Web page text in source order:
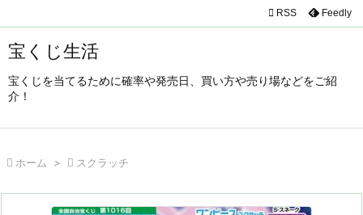
宝くじ生活
宝くじを当てるために確率や発売日、買い方や売り場などをご紹
介！

サイド
前へ
 RSS Feedly
 ホーム >  スクラッチ